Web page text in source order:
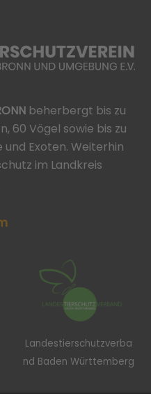
beherbergt bis zu
60 Vögel sowie bis zu
Exoten. Weiterhin
im Landkreis
Landestierschutzverba
nd Baden Württemberg